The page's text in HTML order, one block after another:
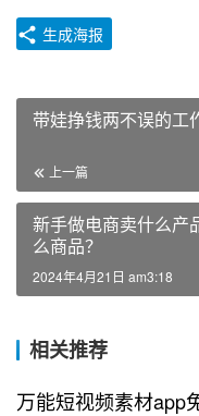
生成海报
带娃挣钱两不误的工
上一篇
新手做电商卖什么产
么商品？
2024年4月21日 am3:18
相关推荐
万能短视频素材app